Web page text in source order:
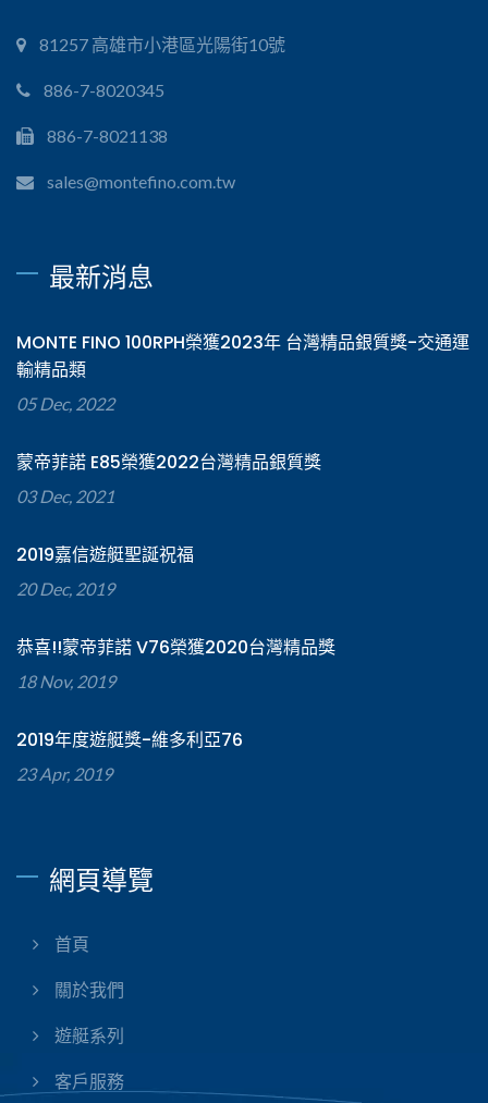
81257 高雄市小港區光陽街10號
886-7-8020345
886-7-8021138
sales@montefino.com.tw
最新消息
MONTE FINO 100RPH榮獲2023年 台灣精品銀質獎-交通運
輸精品類
05 Dec, 2022
蒙帝菲諾 E85榮獲2022台灣精品銀質獎
03 Dec, 2021
2019嘉信遊艇聖誕祝福
20 Dec, 2019
恭喜!!蒙帝菲諾 V76榮獲2020台灣精品獎
18 Nov, 2019
2019年度遊艇獎-維多利亞76
23 Apr, 2019
網頁導覽
首頁
關於我們
遊艇系列
客戶服務